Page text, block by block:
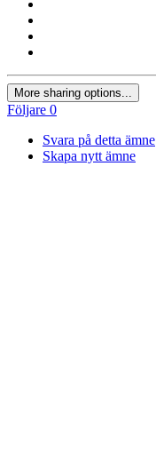
More sharing options...
Följare 0
Svara på detta ämne
Skapa nytt ämne